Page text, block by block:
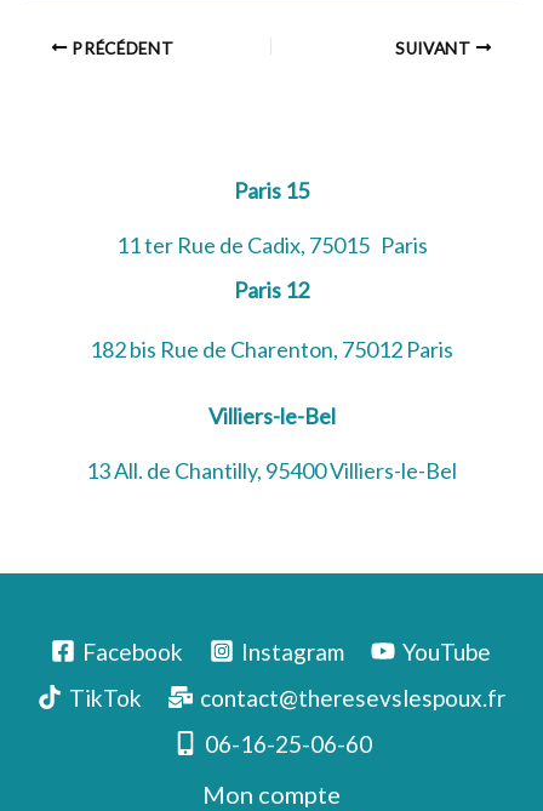
PRÉCÉDENT SUIVANT
Paris 15
11 ter Rue de Cadix, 75015 Paris
Paris 12
182 bis Rue de Charenton, 75012 Paris
Villiers-le-Bel
13 All. de Chantilly, 95400 Villiers-le-Bel
Facebook Instagram
YouTube
TikTok
contact@theresevslespoux.fr
06-16-25-06-60
Mon compte